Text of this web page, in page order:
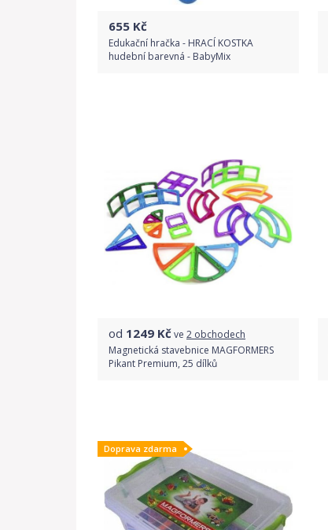
655 Kč
Edukační hračka - HRACÍ KOSTKA
hudební barevná - BabyMix
od 1249 Kčve 2 obchodech
Magnetická stavebnice MAGFORMERS
Pikant Premium, 25 dílků
Doprava zdarma